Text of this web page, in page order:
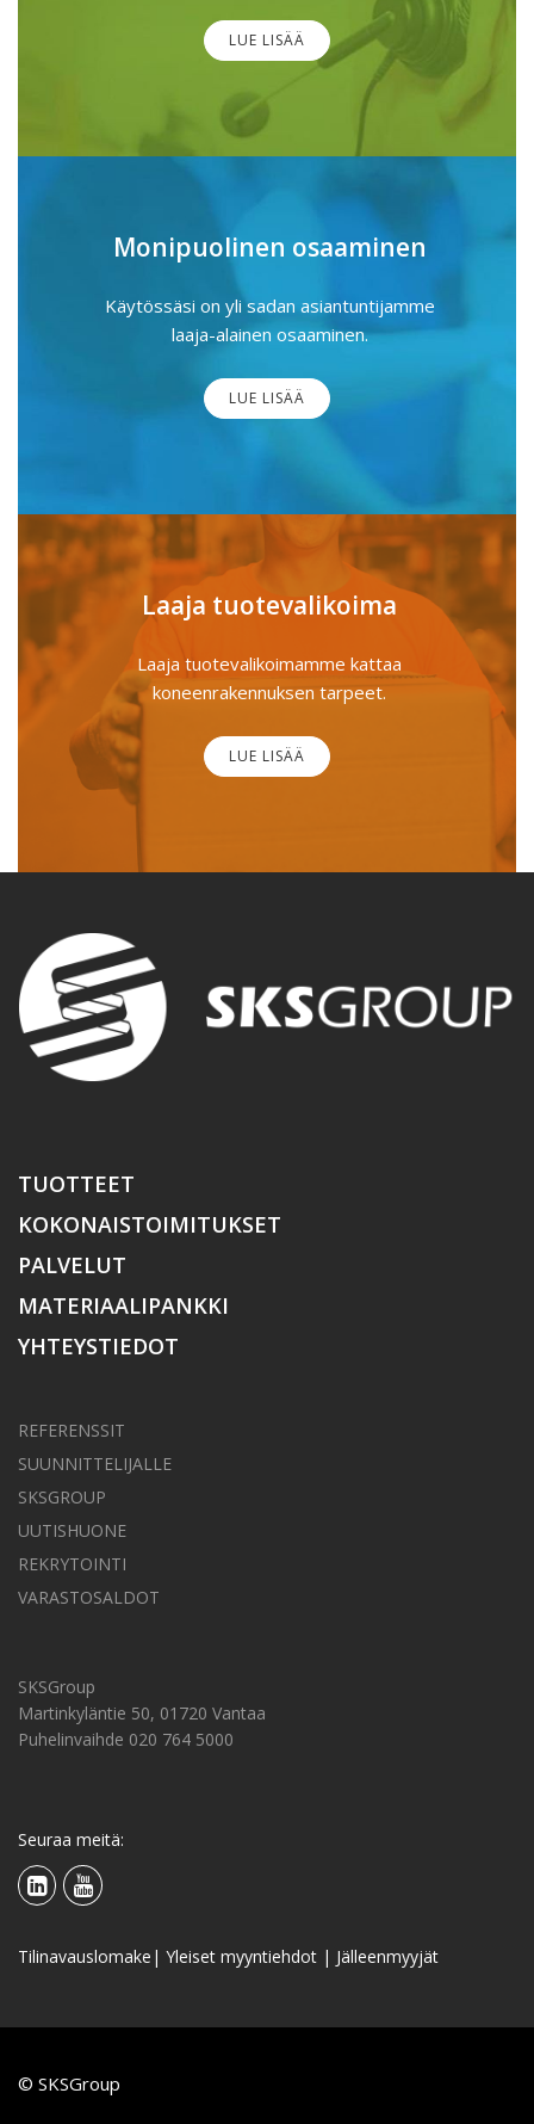
LUE LISÄÄ
Monipuolinen osaaminen
Käytössäsi on yli sadan asiantuntijamme
laaja-alainen osaaminen.
LUE LISÄÄ
Laaja tuotevalikoima
Laaja tuotevalikoimamme kattaa
koneenrakennuksen tarpeet.
LUE LISÄÄ
TUOTTEET
KOKONAISTOIMITUKSET
PALVELUT
MATERIAALIPANKKI
YHTEYSTIEDOT
REFERENSSIT
SUUNNITTELIJALLE
SKSGROUP
UUTISHUONE
REKRYTOINTI
VARASTOSALDOT
SKSGroup
Martinkyläntie 50, 01720 Vantaa
Puhelinvaihde 020 764 5000
Seuraa meitä:
Tilinavauslomake | Yleiset myyntiehdot | Jälleenmyyjät
© SKSGroup